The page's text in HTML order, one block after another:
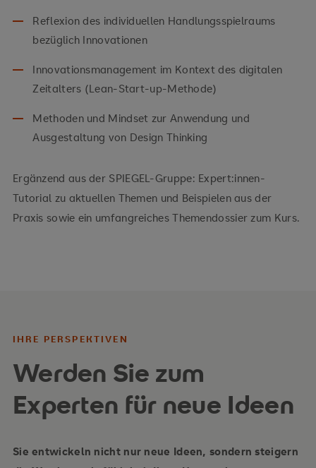
Reflexion des individuellen Handlungsspielraums
bezüglich Innovationen
Innovationsmanagement im Kontext des digitalen
Zeitalters (Lean-Start-up-Methode)
Methoden und Mindset zur Anwendung und
Ausgestaltung von Design Thinking
Ergänzend aus der SPIEGEL-Gruppe: Expert:innen-
Tutorial zu aktuellen Themen und Beispielen aus der
Praxis sowie ein umfangreiches Themendossier zum Kurs.
IHRE PERSPEKTIVEN
Werden Sie zum
Experten für neue Ideen
Sie entwickeln nicht nur neue Ideen, sondern steigern